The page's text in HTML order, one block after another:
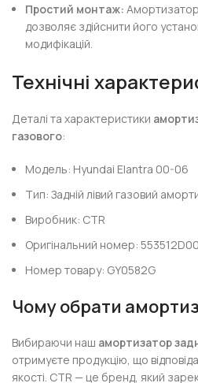
Простий монтаж:
дозволяє здійснити його
модифікацій.
Технічні
Деталі та характеристики
газового:
Модель: Hyundai Elantra 00-06
Тип: Задній лівий газовий
Виробник: CTR
Оригінальний номер:
Номер товару: GY0582G
Чому обрати
Вибираючи наш амортизатор
отримуєте продукцію, що
якості. CTR — це бренд, який